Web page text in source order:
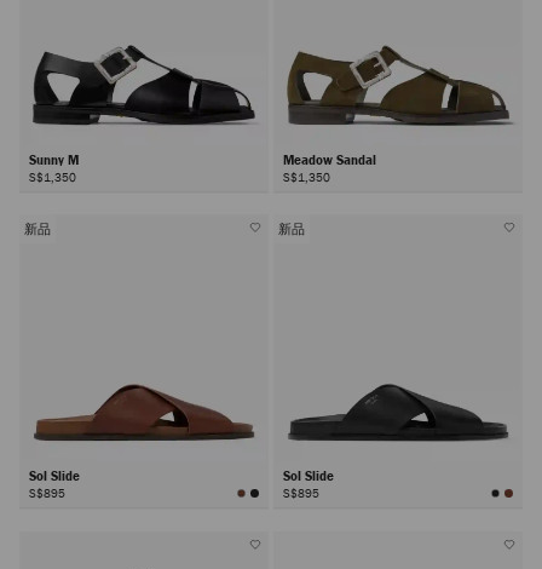
Sunny M
S$1,350
Meadow Sandal
S$1,350
新品
Sol Slide
S$895
新品
Sol Slide
S$895